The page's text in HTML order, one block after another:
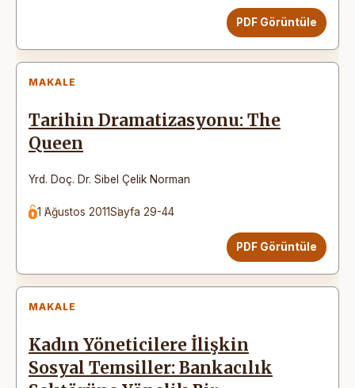
PDF Görüntüle
MAKALE
Tarihin Dramatizasyonu: The
Queen
Yrd. Doç. Dr. Sibel Çelik Norman
1 Ağustos 2011Sayfa 29-44
PDF Görüntüle
MAKALE
Kadın Yöneticilere İlişkin
Sosyal Temsiller: Bankacılık